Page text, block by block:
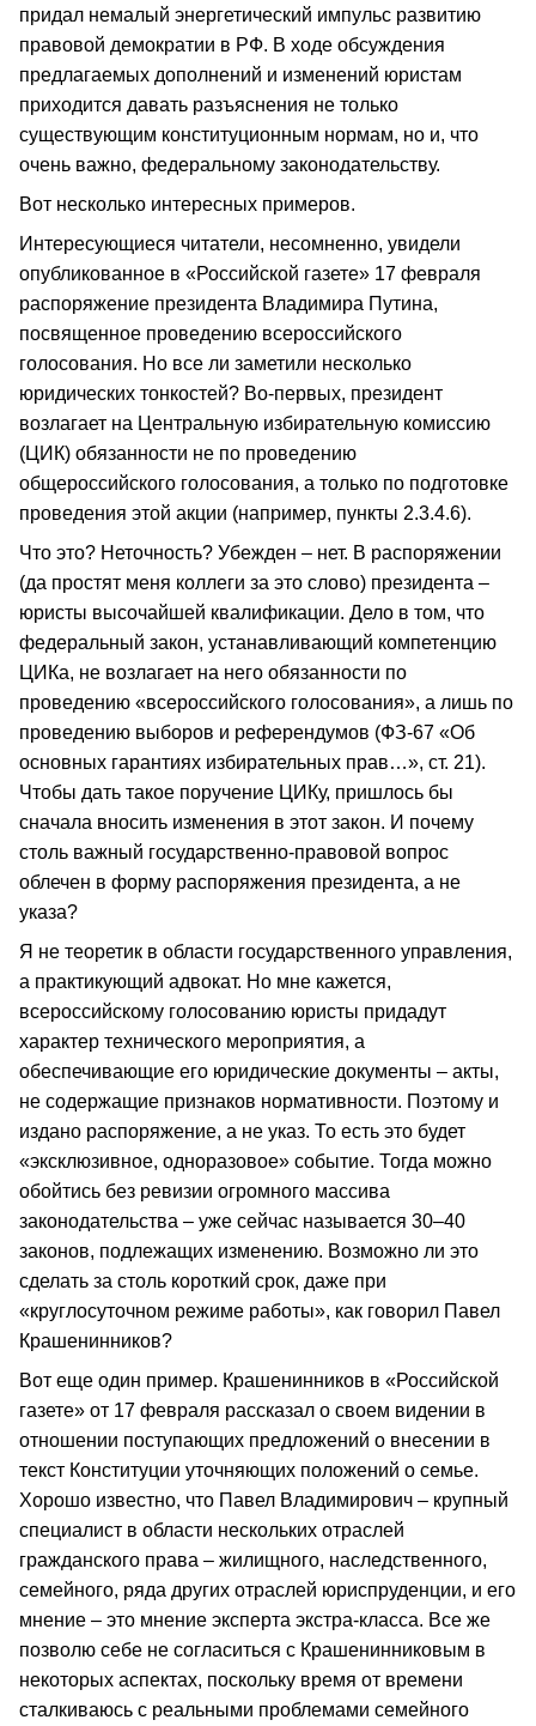
придал немалый энергетический импульс развитию
правовой демократии в РФ. В ходе обсуждения
предлагаемых дополнений и изменений юристам
приходится давать разъяснения не только
существующим конституционным нормам, но и, что
очень важно, федеральному законодательству.
Вот несколько интересных примеров.
Интересующиеся читатели, несомненно, увидели
опубликованное в «Российской газете» 17 февраля
распоряжение президента Владимира Путина,
посвященное проведению всероссийского
голосования. Но все ли заметили несколько
юридических тонкостей? Во-первых, президент
возлагает на Центральную избирательную комиссию
(ЦИК) обязанности не по проведению
общероссийского голосования, а только по подготовке
проведения этой акции (например, пункты 2.3.4.6).
Что это? Неточность? Убежден – нет. В распоряжении
(да простят меня коллеги за это слово) президента –
юристы высочайшей квалификации. Дело в том, что
федеральный закон, устанавливающий компетенцию
ЦИКа, не возлагает на него обязанности по
проведению «всероссийского голосования», а лишь по
проведению выборов и референдумов (ФЗ-67 «Об
основных гарантиях избирательных прав…», ст. 21).
Чтобы дать такое поручение ЦИКу, пришлось бы
сначала вносить изменения в этот закон. И почему
столь важный государственно-правовой вопрос
облечен в форму распоряжения президента, а не
указа?
Я не теоретик в области государственного управления,
а практикующий адвокат. Но мне кажется,
всероссийскому голосованию юристы придадут
характер технического мероприятия, а
обеспечивающие его юридические документы – акты,
не содержащие признаков нормативности. Поэтому и
издано распоряжение, а не указ. То есть это будет
«эксклюзивное, одноразовое» событие. Тогда можно
обойтись без ревизии огромного массива
законодательства – уже сейчас называется 30–40
законов, подлежащих изменению. Возможно ли это
сделать за столь короткий срок, даже при
«круглосуточном режиме работы», как говорил Павел
Крашенинников?
Вот еще один пример. Крашенинников в «Российской
газете» от 17 февраля рассказал о своем видении в
отношении поступающих предложений о внесении в
текст Конституции уточняющих положений о семье.
Хорошо известно, что Павел Владимирович – крупный
специалист в области нескольких отраслей
гражданского права – жилищного, наследственного,
семейного, ряда других отраслей юриспруденции, и его
мнение – это мнение эксперта экстра-класса. Все же
позволю себе не согласиться с Крашенинниковым в
некоторых аспектах, поскольку время от времени
сталкиваюсь с реальными проблемами семейного